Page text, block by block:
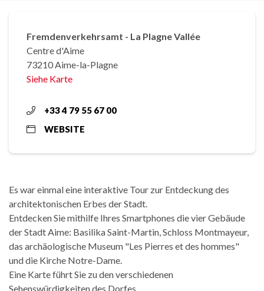
Fremdenverkehrsamt - La Plagne Vallée
Centre d'Aime
73210 Aime-la-Plagne
Siehe Karte
+33 4 79 55 67 00
WEBSITE
Es war einmal eine interaktive Tour zur Entdeckung des
architektonischen Erbes der Stadt.
Entdecken Sie mithilfe Ihres Smartphones die vier Gebäude
der Stadt Aime: Basilika Saint-Martin, Schloss Montmayeur,
das archäologische Museum "Les Pierres et des hommes"
und die Kirche Notre-Dame.
Eine Karte führt Sie zu den verschiedenen
Sehenswürdigkeiten des Dorfes.